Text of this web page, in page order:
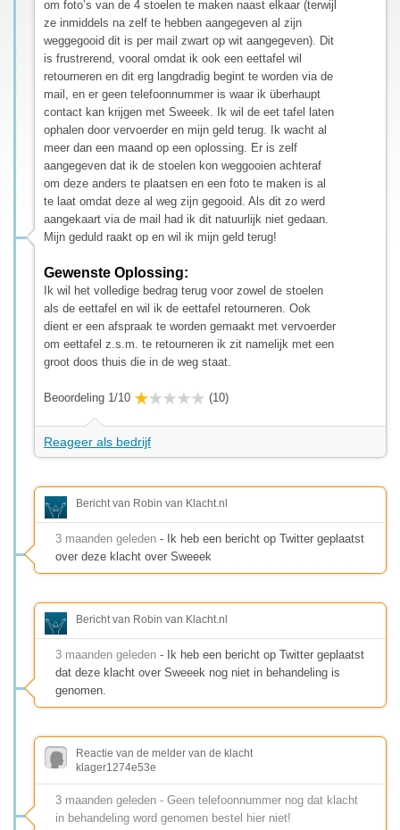
om foto’s van de 4 stoelen te maken naast elkaar (terwijl
ze inmiddels na zelf te hebben aangegeven al zijn
weggegooid dit is per mail zwart op wit aangegeven). Dit
is frustrerend, vooral omdat ik ook een eettafel wil
retourneren en dit erg langdradig begint te worden via de
mail, en er geen telefoonnummer is waar ik überhaupt
contact kan krijgen met Sweeek. Ik wil de eet tafel laten
ophalen door vervoerder en mijn geld terug. Ik wacht al
meer dan een maand op een oplossing. Er is zelf
aangegeven dat ik de stoelen kon weggooien achteraf
om deze anders te plaatsen en een foto te maken is al
te laat omdat deze al weg zijn gegooid. Als dit zo werd
aangekaart via de mail had ik dit natuurlijk niet gedaan.
Mijn geduld raakt op en wil ik mijn geld terug!
Gewenste Oplossing:
Ik wil het volledige bedrag terug voor zowel de stoelen
als de eettafel en wil ik de eettafel retourneren. Ook
dient er een afspraak te worden gemaakt met vervoerder
om eettafel z.s.m. te retourneren ik zit namelijk met een
groot doos thuis die in de weg staat.
Beoordeling 1/10 (10)
Reageer als bedrijf
Bericht van Robin van Klacht.nl
3 maanden geleden - Ik heb een bericht op Twitter geplaatst
over deze klacht over Sweeek
Bericht van Robin van Klacht.nl
3 maanden geleden - Ik heb een bericht op Twitter geplaatst
dat deze klacht over Sweeek nog niet in behandeling is
genomen.
Reactie van de melder van de klacht
klager1274e53e
3 maanden geleden - Geen telefoonnummer nog dat klacht
in behandeling word genomen bestel hier niet!